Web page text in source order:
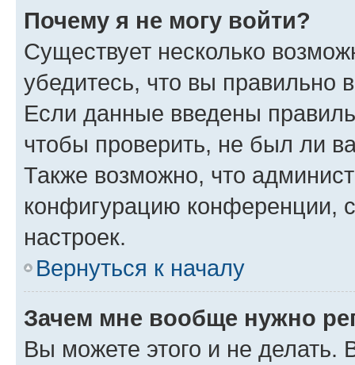
Почему я не могу войти?
Существует несколько
убедитесь, что вы правильно
Если данные введены
чтобы проверить, не был ли
Также возможно, что
конфигурацию конференции,
настроек.
Вернуться к началу
Зачем мне вообще нужно
Вы можете этого и не делать.